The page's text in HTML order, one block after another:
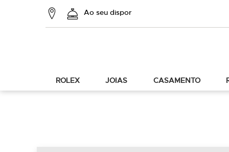
Ao seu dispor
ROLEX JOIAS CASAMENTO